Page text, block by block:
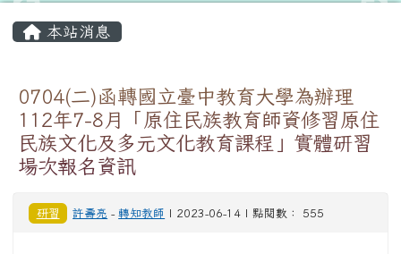
本站消息
0704(二)函轉國立臺中教育大學為辦理
112年7-8月「原住民族教育師資修習原住
民族文化及多元文化教育課程」實體研習
場次報名資訊
研習 許壽亮 -轉知教師 | 2023-06-14 | 點閱數： 555